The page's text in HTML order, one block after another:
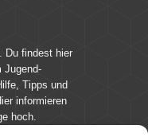
Du findest hier
Jugend-
Tipps und
informieren
hoch.